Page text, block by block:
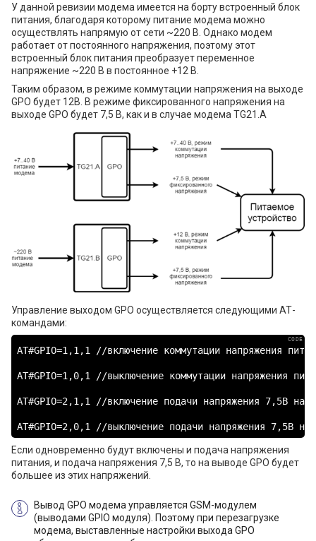
У данной ревизии модема имеется на борту встроенный блок
питания, благодаря которому питание модема можно
осуществлять напрямую от сети ~220 В. Однако модем
работает от постоянного напряжения, поэтому этот
встроенный блок питания преобразует переменное
напряжение ~220 В в постоянное +12 В.
Таким образом, в режиме коммутации напряжения на выходе
GPO будет 12В. В режиме фиксированного напряжения на
выходе GPO будет 7,5 В, как и в случае модема TG21.A
Управление выходом GPO осуществляется следующими АТ-
командами:
AT#GPIO=1,1,1 //включение коммутации напряжения
AT#GPIO=1,0,1 //выключение коммутации напряжения
AT#GPIO=2,1,1 //включение подачи напряжения 7,5В на
AT#GPIO=2,0,1 //выключение подачи напряжения 7,5В на
Если одновременно будут включены и подача напряжения
питания, и подача напряжения 7,5 В, то на выводе GPO будет
большее из этих напряжений.
Вывод GPO модема управляется GSM-модулем
(выводами GPIO модуля). Поэтому при перезагрузке
модема, выставленные настройки выхода GPO